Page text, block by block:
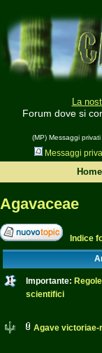
La
Forum dove si
(MP) Messaggi privati
Messaggi
Home
Agavaceae
Indice
Importante:
scientifici
Agave victoriae-